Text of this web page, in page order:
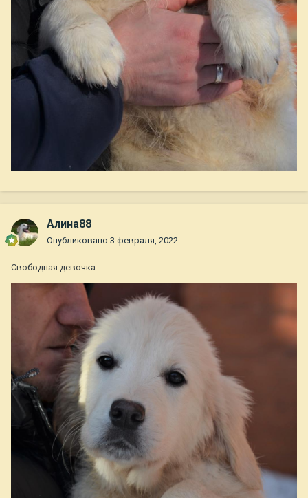
Алина88
Опубликовано 3 февраля, 2022
Свободная девочка